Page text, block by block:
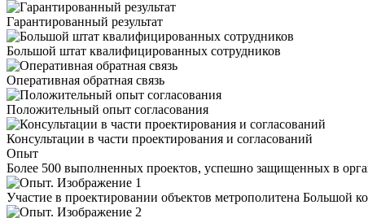
Гарантированный результат
Большой штат квалифицированных сотрудников
Оперативная обратная связь
Положительный опыт согласования
Консультации в части проектирования и согласований
Опыт
Более 500 выполненных проектов, успешно защищенных в
Участие в проектировании объектов метрополитена Большой